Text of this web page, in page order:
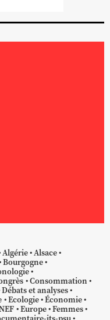
Algérie Alsace
Bourgogne
Consommation
Débats et analyses
Ecologie Économie
Europe Femmes